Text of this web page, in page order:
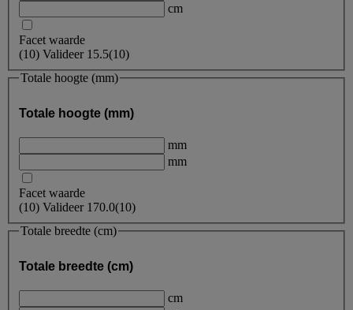
cm
Facet waarde
(10) Valideer 15.5(10)
Totale hoogte (mm)
Totale hoogte (mm)
mm
mm
Facet waarde
(10) Valideer 170.0(10)
Totale breedte (cm)
Totale breedte (cm)
cm